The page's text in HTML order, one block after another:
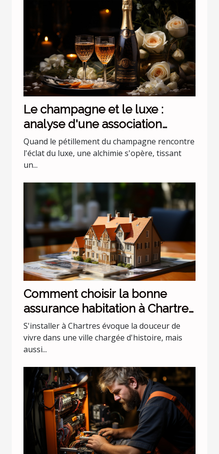
Le champagne et le luxe :
analyse d'une association
incontournable
Quand le pétillement du champagne rencontre
l'éclat du luxe, une alchimie s'opère, tissant
un...
Comment choisir la bonne
assurance habitation à Chartres
?
S'installer à Chartres évoque la douceur de
vivre dans une ville chargée d'histoire, mais
aussi...